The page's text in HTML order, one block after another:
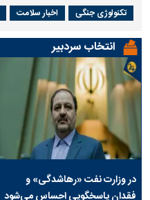
تکنولوژی جنگی اخبار سلامت
انتخاب سردبیر
در وزارت نفت «رهاشدگی» و